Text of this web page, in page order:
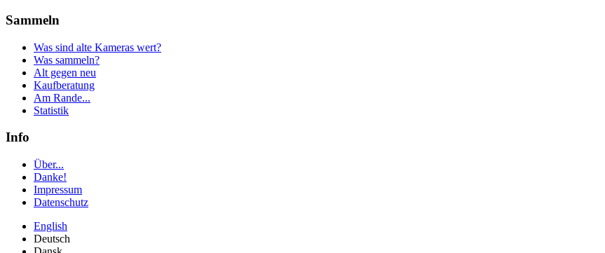
Sammeln
Was sind alte Kameras wert?
Was sammeln?
Alt gegen neu
Kaufberatung
Am Rande...
Statistik
Info
Über...
Danke!
Impressum
Datenschutz
English
Deutsch